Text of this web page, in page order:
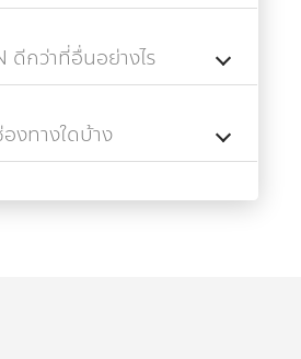
ดีกว่าที่อื่นอย่างไร
งทางใดบ้าง